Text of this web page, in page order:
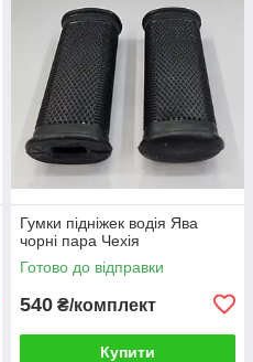
Гумки підніжек водія Ява
чорні пара Чехія
Готово до відправки
540 ₴/комплект
Купити